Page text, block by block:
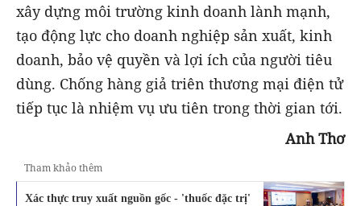
xây dựng môi trường kinh doanh lành mạnh,
tạo động lực cho doanh nghiệp sản xuất, kinh
doanh, bảo vệ quyền và lợi ích của người tiêu
dùng. Chống hàng giả triên thương mại điện tử
tiếp tục là nhiệm vụ ưu tiên trong thời gian tới.
Anh Thơ
Tham khảo thêm
Xác thực truy xuất nguồn gốc - 'thuốc đặc trị'